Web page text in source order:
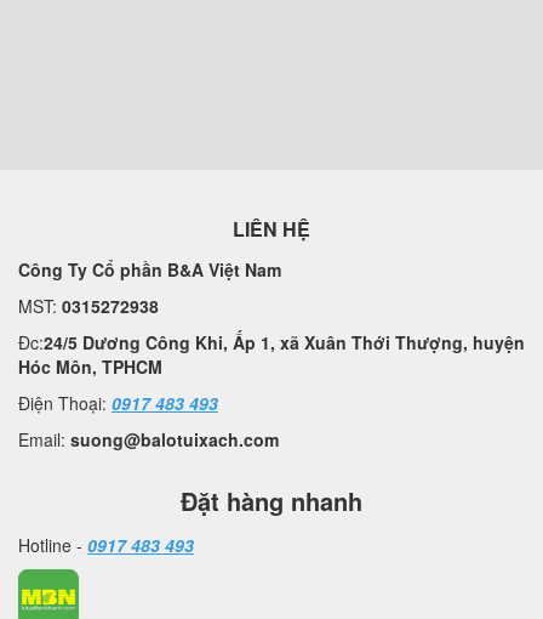
LIÊN HỆ
Công Ty Cổ phần B&A Việt Nam
MST: 0315272938
Đc:24/5 Dương Công Khi, Ấp 1, xã Xuân Thới Thượng, huyện
Hóc Môn, TPHCM
Điện Thoại: 0917 483 493
Email: suong@balotuixach.com
Đặt hàng nhanh
Hotline - 0917 483 493